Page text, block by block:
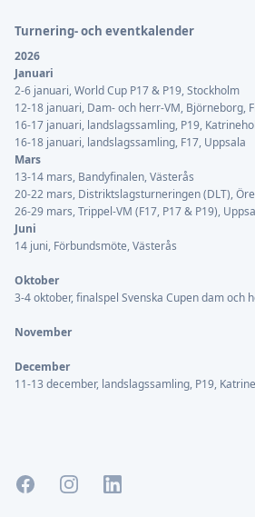
Turnering- och eventkalender
2026
Januari
2-6 januari, World Cup P17 & P19, Stockholm
12-18 januari, Dam- och herr-VM, Björneborg,
16-17 januari, landslagssamling, P19,
16-18 januari, landslagssamling, F17, Uppsala
Mars
13-14 mars, Bandyfinalen, Västerås
20-22 mars, Distriktslagsturneringen (DLT),
26-29 mars, Trippel-VM (F17, P17 & P19),
Juni
14 juni, Förbundsmöte, Västerås
Oktober
3-4 oktober, finalspel Svenska Cupen dam och
November
December
11-13 december, landslagssamling, P19,
FacebookInstagramLinkedIn